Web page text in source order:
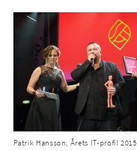
Patrik Hansson, Årets IT-profil 2015